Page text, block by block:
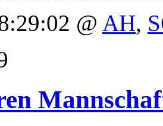
@ AH,